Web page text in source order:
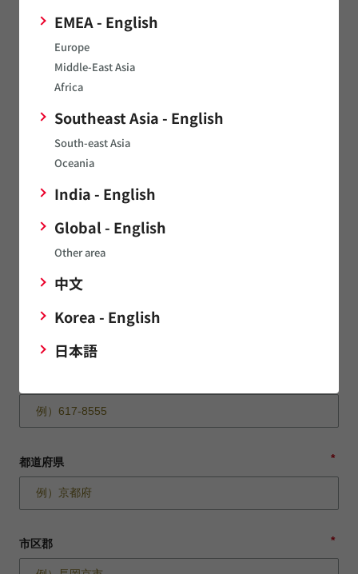
EMEA - English
Europe
Middle-East Asia
Africa
Southeast Asia - English
South-east Asia
Oceania
India - English
Global - English
Other area
中文
Korea - English
日本語
企業メールアドレス
メールアドレスのお間違いにご注意下さい。
正式企業名（日）
企業名を検索候補から選択することで住所情報が自動入力され
*
都道府県
*
市区郡